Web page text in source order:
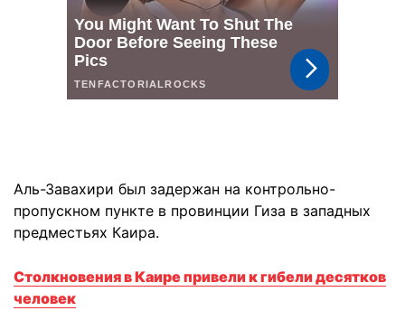
Аль-Завахири был задержан на контрольно-
пропускном пункте в провинции Гиза в западных
предместьях Каира.
Столкновения в Каире привели к гибели десятков
человек